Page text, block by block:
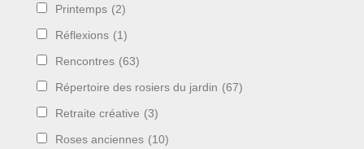
Printemps (2)
Réflexions (1)
Rencontres (63)
Répertoire des rosiers du jardin (67)
Retraite créative (3)
Roses anciennes (10)